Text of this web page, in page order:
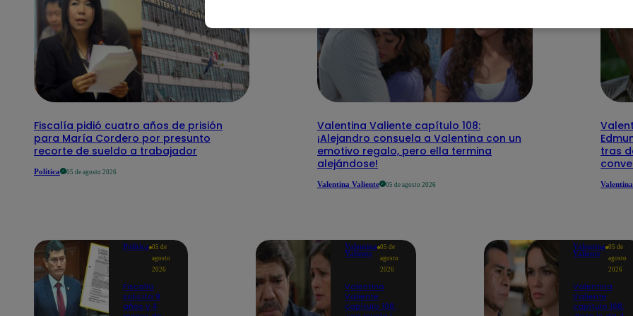
Fiscalía pidió cuatro años de prisión
para María Cordero por presunto
recorte de sueldo a trabajador
Política 05 de agosto 2026
Valentina Valiente capítulo 108:
¡Alejandro consuela a Valentina con un
emotivo regalo, pero ella termina
alejándose!
Valentina Valiente 05 de agosto 2026
tras
Política 05 de
agosto
2026
Fiscalía
solicita 9
años y 4
Valentina
Valiente
05 de
agosto
2026
Valentina
Valiente
capítulo 108:
Valentina
Valiente
05 de
agosto
2026
Valentina
Valiente
capítulo 108: